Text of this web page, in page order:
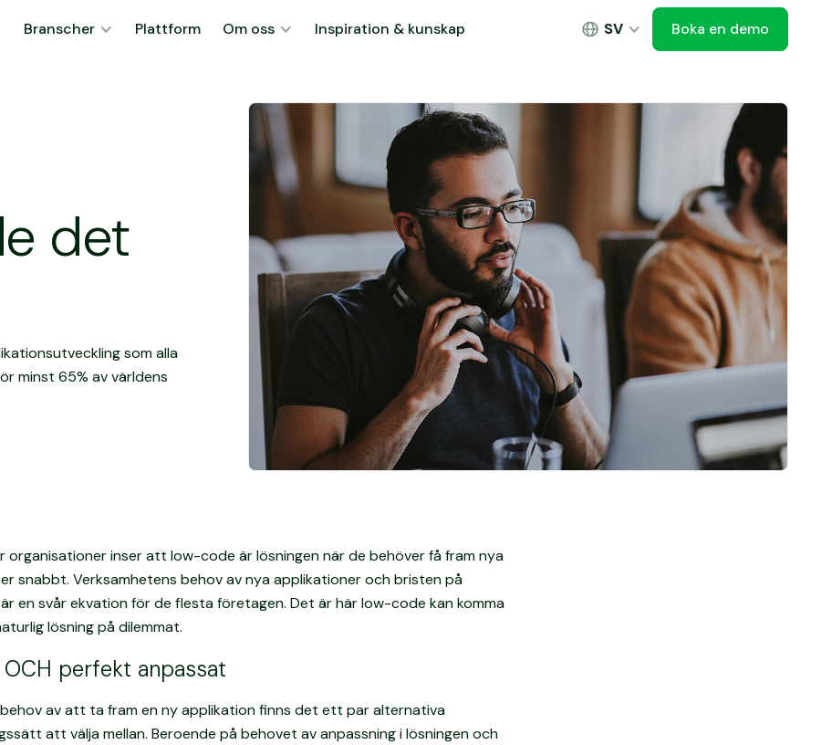
Branscher Plattform Om oss Inspiration & kunskap SV
Boka en demo
Boka en demo
det
som alla
minst 65% av världens
organisationer inser att low-code är lösningen när de behöver få fram nya
snabbt. Verksamhetens behov av nya applikationer och bristen på
en svår ekvation för de flesta företagen. Det är här low-code kan komma
lösning på dilemmat.
perfekt anpassat
av att ta fram en ny applikation finns det ett par alternativa
att välja mellan. Beroende på behovet av anpassning i lösningen och